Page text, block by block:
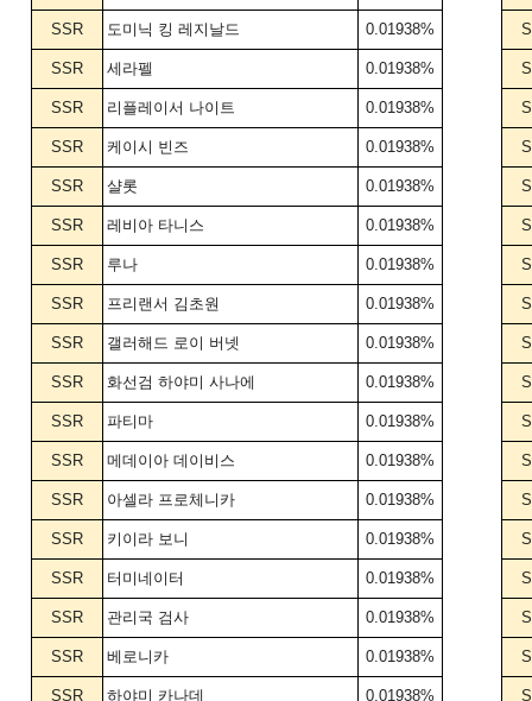
SSR 도미닉 킹 레지날드 0.01938%
SSR 세라펠 0.01938%
SSR 리플레이서 나이트 0.01938%
SSR 케이시 빈즈 0.01938%
SSR 샬롯 0.01938%
SSR 레비아 타니스 0.01938%
SSR 루나 0.01938%
SSR 프리랜서 김초원 0.01938%
SSR 갤러해드 로이 버넷 0.01938%
SSR 화선검 하야미 사나에 0.01938%
SSR 파티마 0.01938%
SSR 메데이아 데이비스 0.01938%
SSR 아셀라 프로체니카 0.01938%
SSR 키이라 보니 0.01938%
SSR 터미네이터 0.01938%
SSR 관리국 검사 0.01938%
SSR 베로니카 0.01938%
SSR 하야미 카나데 0.01938%